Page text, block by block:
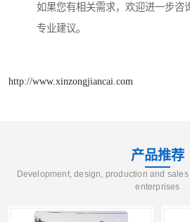
如果您有相关需求，欢迎进一步咨
专业建议。
http://www.xinzongjiancai.com
产品推荐
Development, design, production and
enterprises